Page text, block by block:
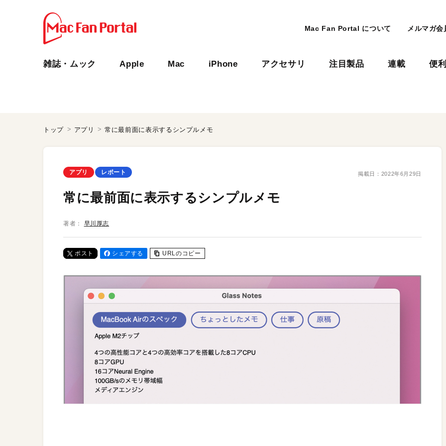
Mac Fan Portal について メルマガ会
雑誌・ムック Apple Mac iPhone アクセサリ 注目製品 連載 便
トップ アプリ 常に最前面に表示するシンプルメモ
アプリ レポート 掲載日： 2022年6月29日
常に最前面に表示するシンプルメモ
著者： 早川厚志
ポスト シェアする URLのコピー